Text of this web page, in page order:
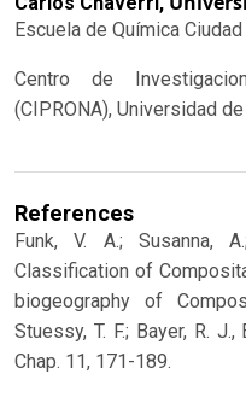
Escuela de Química
Centro de
(CIPRONA), Universidad
References
Funk, V. A.; Susanna,
Classification of
biogeography of
Stuessy, T. F.; Bayer, R.
Chap. 11, 171-189.